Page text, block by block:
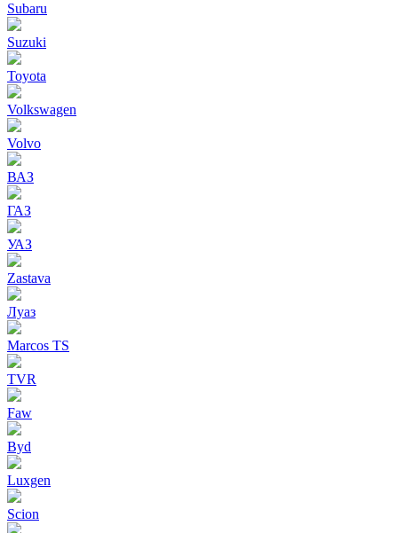
Subaru
Suzuki
Toyota
Volkswagen
Volvo
ВАЗ
ГАЗ
УАЗ
Zastava
Луаз
Marcos TS
TVR
Faw
Byd
Luxgen
Scion